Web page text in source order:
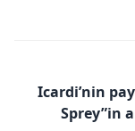
Icardi’nin
Sprey”in